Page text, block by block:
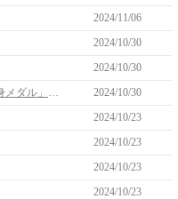
2024/11/06
2024/10/30
2024/10/30
「アルガンテル商団変身メダル交換券」で獲得できる「シャマラの変身メダル」に関する問題について(11/6 14:30追記)
2024/10/30
2024/10/23
2024/10/23
2024/10/23
2024/10/23